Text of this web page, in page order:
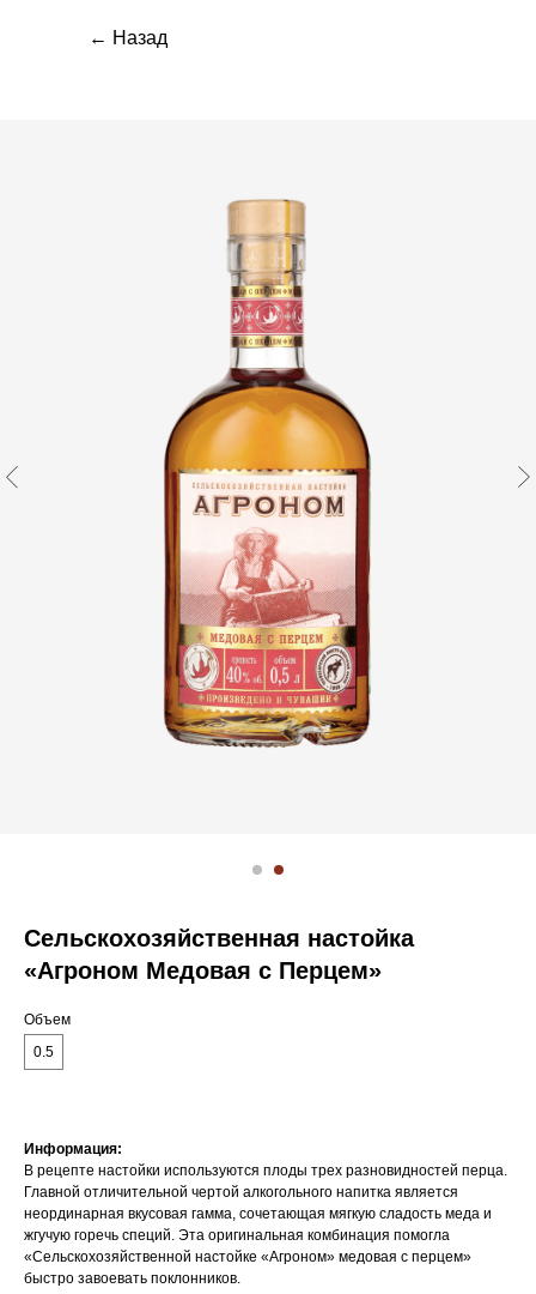
← Назад
Сельскохозяйственная настойка
«Агроном Медовая с Перцем»
Объем
0.5
Информация:
В рецепте настойки используются плоды трех разновидностей перца.
Главной отличительной чертой алкогольного напитка является
неординарная вкусовая гамма, сочетающая мягкую сладость меда и
жгучую горечь специй. Эта оригинальная комбинация помогла
«Сельскохозяйственной настойке «Агроном» медовая с перцем»
быстро завоевать поклонников.